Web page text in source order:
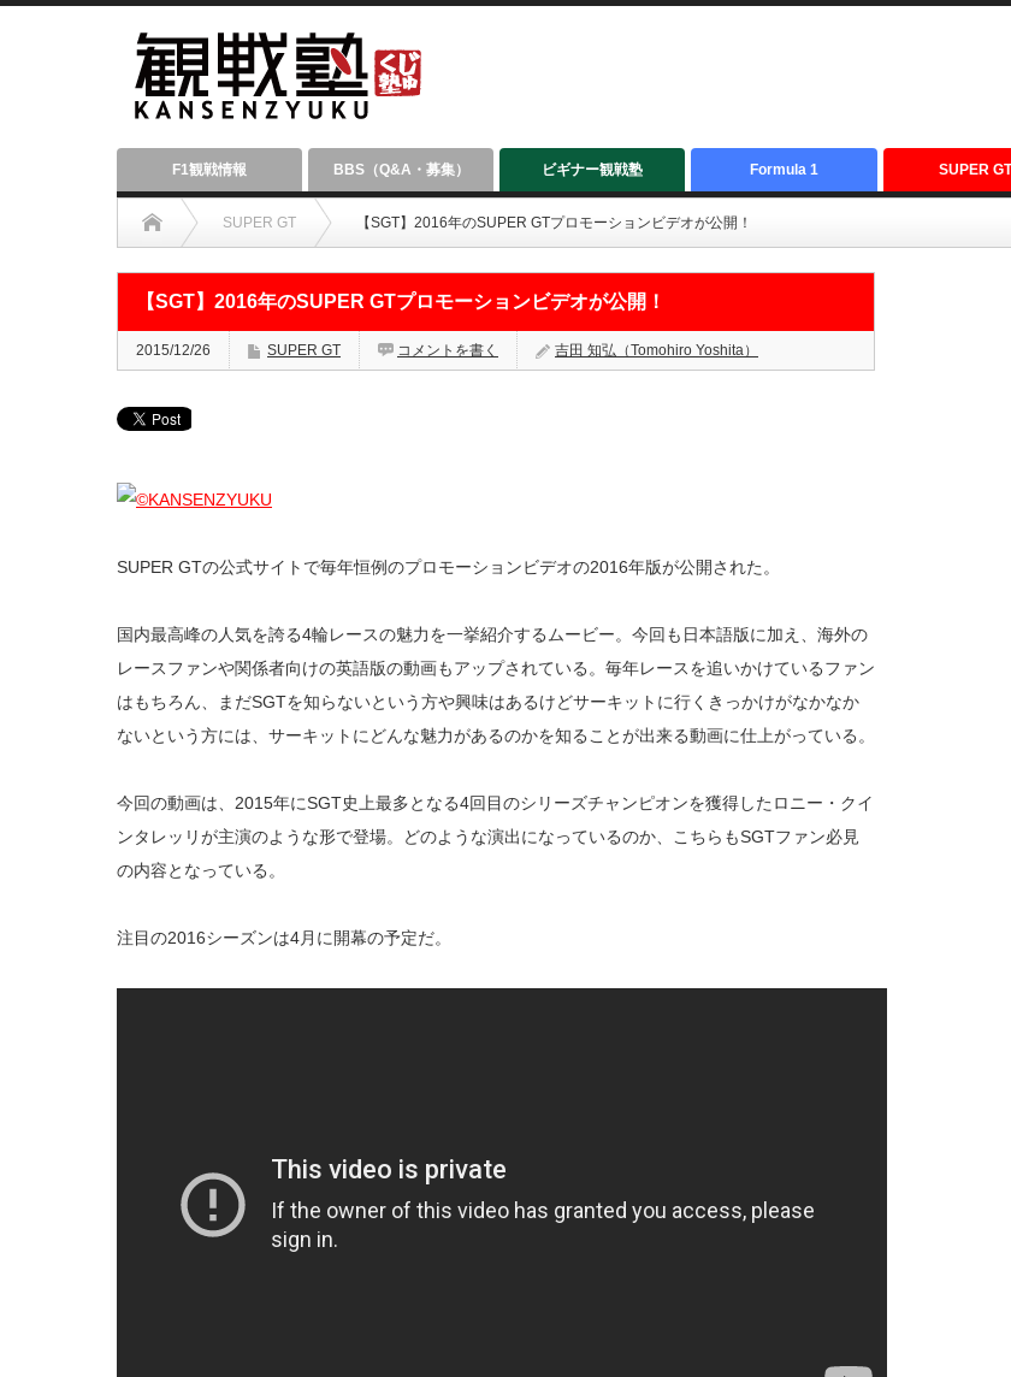
F1観戦情報 BBS（Q&A・募集） ビギナー観戦塾 Formula 1 SUPER
SUPER GT 【SGT】2016年のSUPER GTプロモーションビデオが公開！
【SGT】2016年のSUPER GTプロモーションビデオが公開！
2015/12/26 SUPER GT コメントを書く 吉田 知弘（Tomohiro Yoshita）
SUPER GTの公式サイトで毎年恒例のプロモーションビデオの2016年版が公開された。
国内最高峰の人気を誇る4輪レースの魅力を一挙紹介するムービー。今回も日本語版に加え、海外の
レースファンや関係者向けの英語版の動画もアップされている。毎年レースを追いかけているファン
はもちろん、まだSGTを知らないという方や興味はあるけどサーキットに行くきっかけがなかなか
ないという方には、サーキットにどんな魅力があるのかを知ることが出来る動画に仕上がっている。
今回の動画は、2015年にSGT史上最多となる4回目のシリーズチャンピオンを獲得したロニー・クイ
ンタレッリが主演のような形で登場。どのような演出になっているのか、こちらもSGTファン必見
の内容となっている。
注目の2016シーズンは4月に開幕の予定だ。